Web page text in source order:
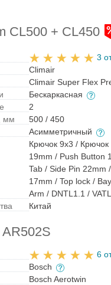
CL500 + CL450
3
Climair
Climair Super Flex
Бескаркасная
2
мм
500 / 450
Асимметричный
Крючок 9x3 /
19mm / Push Button
Tab / Side Pin 22mm
17mm / Top lock /
Arm / DNTL1.1 /
Китай
AR502S
6
Bosch
Bosch Aerotwin